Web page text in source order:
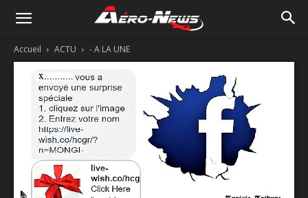
Accueil ACTU - A LA UNE